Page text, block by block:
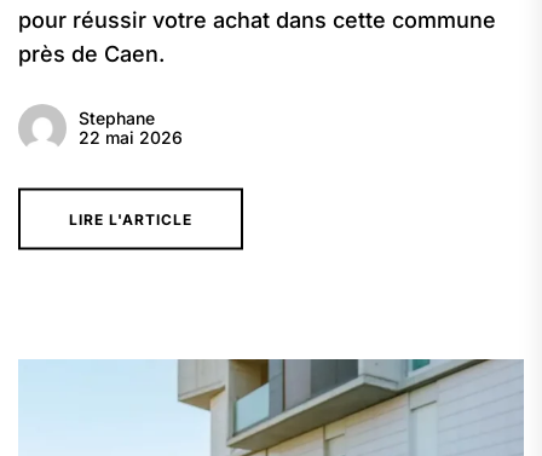
pour réussir votre achat dans cette commune
près de Caen.
Stephane
22 mai 2026
LIRE L'ARTICLE